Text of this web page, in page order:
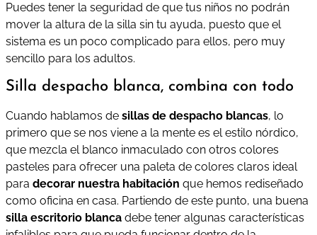
Puedes tener la seguridad de que tus niños no podrán
mover la altura de la silla sin tu ayuda, puesto que el
sistema es un poco complicado para ellos, pero muy
sencillo para los adultos.
Silla despacho blanca, combina con todo
Cuando hablamos de sillas de despacho blancas, lo
primero que se nos viene a la mente es el estilo nórdico,
que mezcla el blanco inmaculado con otros colores
pasteles para ofrecer una paleta de colores claros ideal
para decorar nuestra habitación que hemos rediseñado
como oficina en casa. Partiendo de este punto, una buena
silla escritorio blanca debe tener algunas características